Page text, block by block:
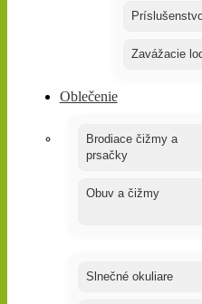
Zavážacie
Oblečenie
Brodiace čižmy a
prsačky
Obuv a čižmy
Slnečné okuliare